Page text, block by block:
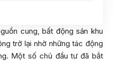
cung, bất động sản khu
trở lại nhờ những tác động
Một số chủ đầu tư đã bắt